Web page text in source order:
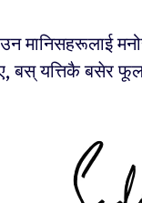
मानिसहरूलाई
बस् यत्तिकै बसेर